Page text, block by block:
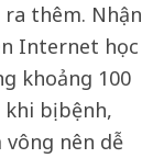
thêm. Nhận
Internet học
khoảng 100
bị bệnh,
nên dễ